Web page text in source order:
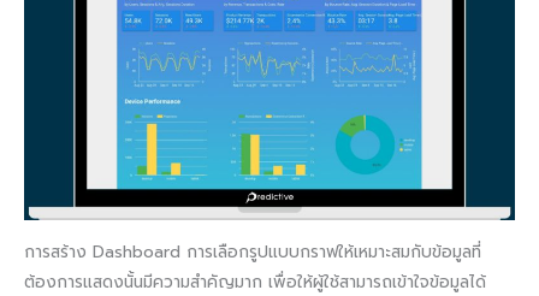
การสร้าง Dashboard การเลือกรูปแบบกราฟให้เหมาะสมกับข้อมูลที่
ต้องการแสดงนั้นมีความสำคัญมาก เพื่อให้ผู้ใช้สามารถเข้าใจข้อมูลได้